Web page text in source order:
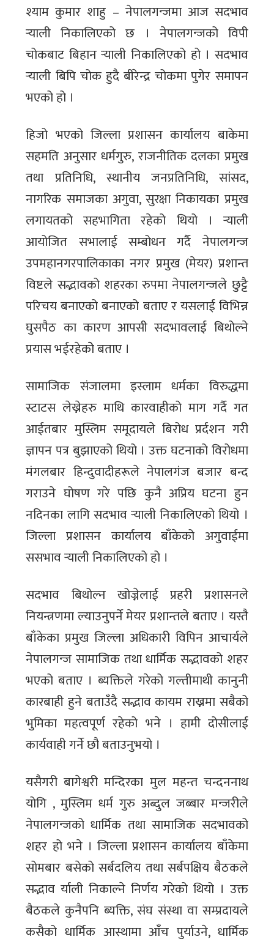
श्याम कुमार शाहु – नेपालगन्जमा आज सदभाव
र्‍याली निकालिएको छ । नेपालगन्जको विपी
चोकबाट बिहान र्‍याली निकालिएको हो । सदभाव
र्‍याली बिपि चोक हुदै बीरेन्द्र चोकमा पुगेर समापन
भएको हो ।
हिजो भएको जिल्ला प्रशासन कार्यालय बाकेमा
सहमति अनुसार धर्मगुरु, राजनीतिक दलका प्रमुख
तथा प्रतिनिधि, स्थानीय जनप्रतिनिधि, सांसद,
नागरिक समाजका अगुवा, सुरक्षा निकायका प्रमुख
लगायतको सहभागिता रहेको थियो । र्‍याली
आयोजित सभालाई सम्बोधन गर्दै नेपालगन्ज
उपमहानगरपालिकाका नगर प्रमुख (मेयर) प्रशान्त
विष्टले सद्भावको शहरका रुपमा नेपालगन्जले छुट्टै
परिचय बनाएको बनाएको बताए र यसलाई विभिन्न
घुसपैठ का कारण आपसी सदभावलाई बिथोल्ने
प्रयास भईरहेकोे बताए ।
सामाजिक संजालमा इस्लाम धर्मका विरुद्धमा
स्टाटस लेख्नेहरु माथि कारवाहीको माग गर्दै गत
आईतबार मुस्लिम समूदायले बिरोध प्रर्दशन गरी
ज्ञापन पत्र बुझाएको थियो । उक्त घटनाको विरोधमा
मंगलबार हिन्दुवादीहरूले नेपालगंज बजार बन्द
गराउने घोषण गरे पछि कुनै अप्रिय घटना हुन
नदिनका लागि सदभाव र्‍याली निकालिएको थियो ।
जिल्ला प्रशासन कार्यालय बाँकेको अगुवाईमा
ससभाव र्‍याली निकालिएको हो ।
सदभाव बिथोल्न खोज्नेलाई प्रहरी प्रशासनले
नियन्त्रणमा ल्याउनुपर्ने मेयर प्रशान्तले बताए । यस्तै
बाँकेका प्रमुख जिल्ला अधिकारी विपिन आचार्यले
नेपालगन्ज सामाजिक तथा धार्मिक सद्भावको शहर
भएको बताए । ब्यक्तिले गरेको गल्तीमाथी कानुनी
कारबाही हुने बताउँदै सद्भाव कायम राख्नमा सबैको
भुमिका महत्वपूर्ण रहेको भने । हामी दोसीलाई
कार्यवाही गर्ने छौ बताउनुभयो ।
यसैगरी बागेश्वरी मन्दिरका मुल महन्त चन्दननाथ
योगि , मुस्लिम धर्म गुरु अब्दुल जब्बार मन्जरीले
नेपालगन्जको धार्मिक तथा सामाजिक सदभावको
शहर हो भने । जिल्ला प्रशासन कार्यालय बाँकेमा
सोमबार बसेको सर्बदलिय तथा सर्बपक्षिय बैठकले
सद्भाव र्याली निकाल्ने निर्णय गरेको थियो । उक्त
बैठकले कुनैपनि ब्यक्ति, संघ संस्था वा सम्प्रदायले
कसैको धार्मिक आस्थामा आँच पुर्याउने, धार्मिक